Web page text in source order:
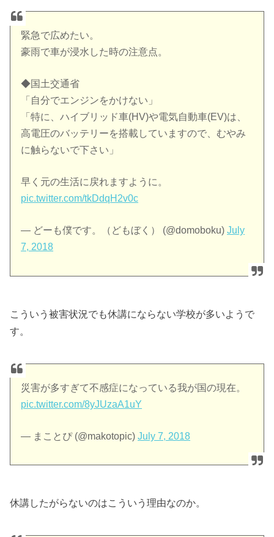
緊急で広めたい。
豪雨で車が浸水した時の注意点。
◆国土交通省
「自分でエンジンをかけない」
「特に、ハイブリッド車(HV)や電気自動車(EV)は、
高電圧のバッテリーを搭載していますので、むやみ
に触らないで下さい」
早く元の生活に戻れますように。
pic.twitter.com/tkDdqH2v0c
— どーも僕です。（どもぼく） (@domoboku)July
7, 2018
こういう被害状況でも休講にならない学校が多いようで
す。
災害が多すぎて不感症になっている我が国の現在。
pic.twitter.com/8yJUzaA1uY
— まことぴ (@makotopic)July 7, 2018
休講したがらないのはこういう理由なのか。